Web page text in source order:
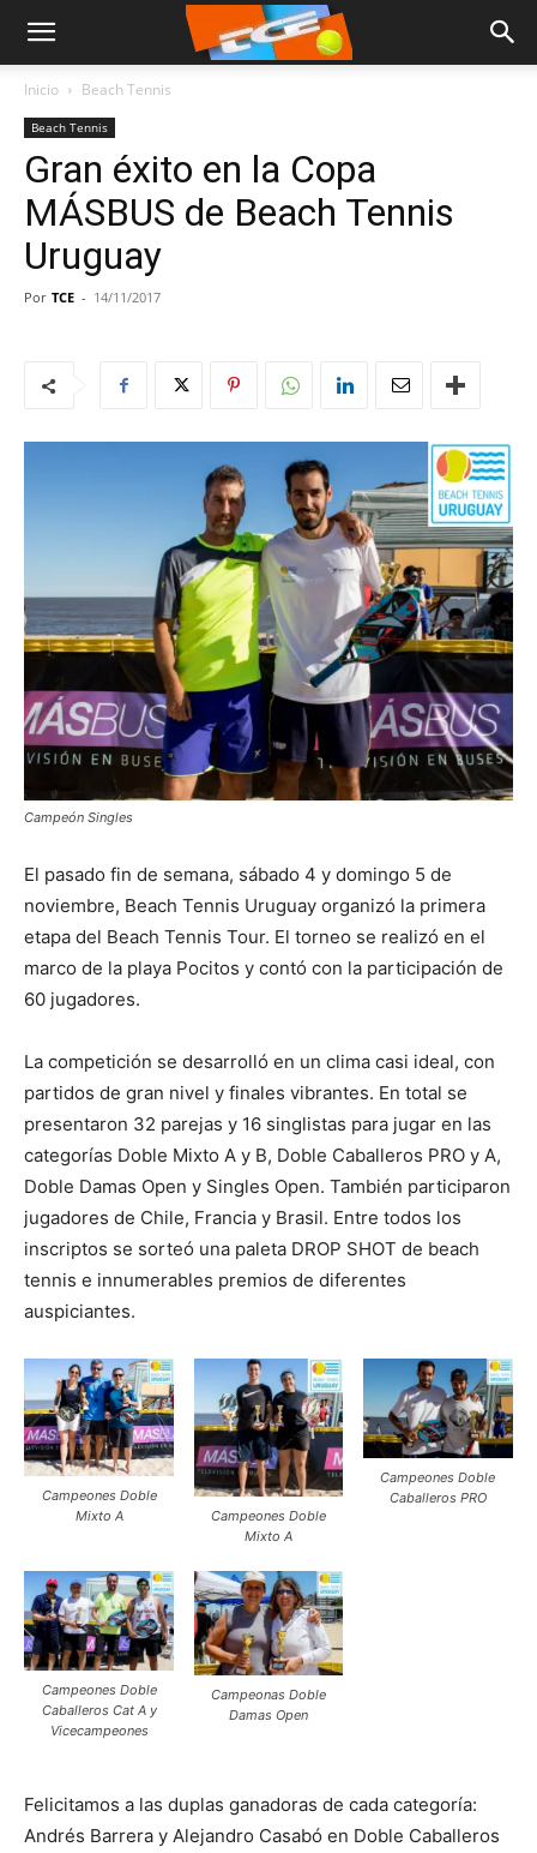
Inicio Beach Tennis
Beach Tennis
Gran éxito en la Copa
MÁSBUS de Beach Tennis
Uruguay
Por TCE - 14/11/2017
Campeón Singles
El pasado fin de semana, sábado 4 y domingo 5 de
noviembre, Beach Tennis Uruguay organizó la primera
etapa del Beach Tennis Tour. El torneo se realizó en el
marco de la playa Pocitos y contó con la participación de
60 jugadores.
La competición se desarrolló en un clima casi ideal, con
partidos de gran nivel y finales vibrantes. En total se
presentaron 32 parejas y 16 singlistas para jugar en las
categorías Doble Mixto A y B, Doble Caballeros PRO y A,
Doble Damas Open y Singles Open. También participaron
jugadores de Chile, Francia y Brasil. Entre todos los
inscriptos se sorteó una paleta DROP SHOT de beach
tennis e innumerables premios de diferentes
auspiciantes.
Campeones Doble
Mixto A
Campeones Doble
Mixto A
Campeones Doble
Caballeros PRO
Campeones Doble
Caballeros Cat A y
Vicecampeones
Campeonas Doble
Damas Open
Felicitamos a las duplas ganadoras de cada categoría:
Andrés Barrera y Alejandro Casabó en Doble Caballeros